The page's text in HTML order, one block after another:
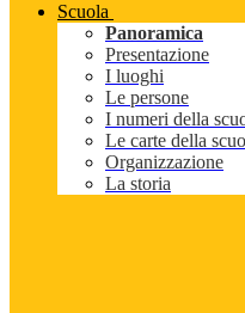
Scuola
Panoramica
Presentazione
I luoghi
Le persone
I numeri della
Le carte della
Organizzazione
La storia